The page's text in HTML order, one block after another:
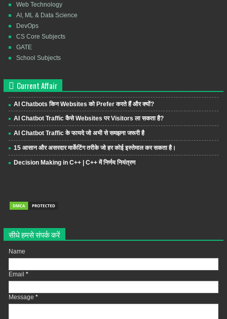
Web Technology
AI, ML & Data Science
DevOps
CS Core Subjects
GATE
School Subjects
Current Affair
AI Chatbots किन Websites को Prefer करते हैं और क्यों?
AI Chatbot Traffic कैसे Websites पर Visitors ला सकता है?
AI Chatbot Traffic के फायदे जो अभी से समझना जरूरी है
15 आसान और असरदार मार्केटिंग तरीके जो हर कोई इस्तेमाल कर सकता है।
Decision Making in C++ | C++ में निर्णय नियंत्रण
सीधे हमसे संपर्क करें
Name
Email *
Message *